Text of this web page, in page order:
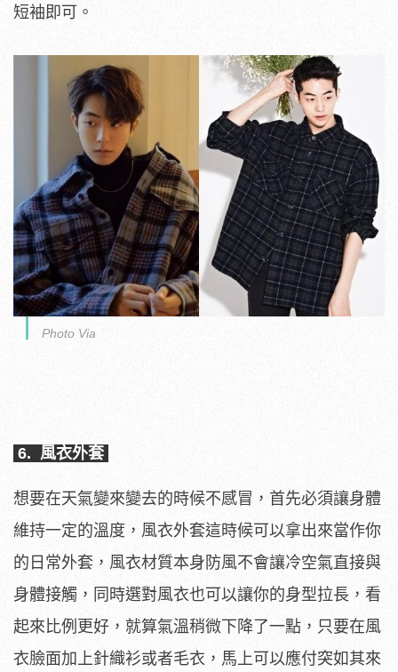
短袖即可。
Photo Via
6. 風衣外套
想要在天氣變來變去的時候不感冒，首先必須讓身體
維持一定的溫度，風衣外套這時候可以拿出來當作你
的日常外套，風衣材質本身防風不會讓冷空氣直接與
身體接觸，同時選對風衣也可以讓你的身型拉長，看
起來比例更好，就算氣溫稍微下降了一點，只要在風
衣臉面加上針織衫或者毛衣，馬上可以應付突如其來